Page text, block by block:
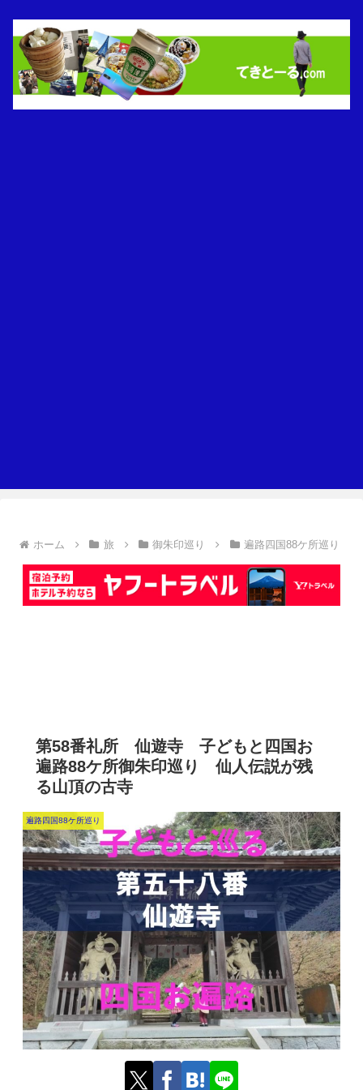
ホーム 旅 御朱印巡り 遍路四国88ケ所巡り
第58番礼所 仙遊寺 子どもと四国お
遍路88ケ所御朱印巡り 仙人伝説が残
る山頂の古寺
遍路四国88ケ所巡り